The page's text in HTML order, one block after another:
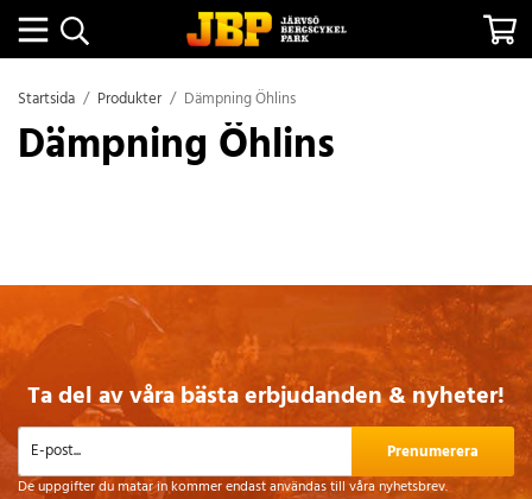
Startsida / Produkter / Dämpning Öhlins
Dämpning Öhlins
Ta del av våra bästa erbjudanden & nyheter!
Prenumerera
De uppgifter du matar in kommer endast användas till våra nyhetsbrev.